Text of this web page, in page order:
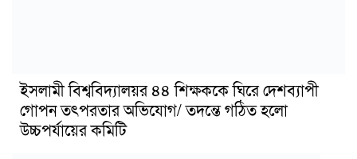
ইসলামী বিশ্ববিদ্যালয়র ৪৪ শিক্ষককে ঘিরে দেশব্যাপী
গোপন তৎপরতার অভিযোগ/ তদন্তে গঠিত হলো
উচ্চপর্যায়ের কমিটি